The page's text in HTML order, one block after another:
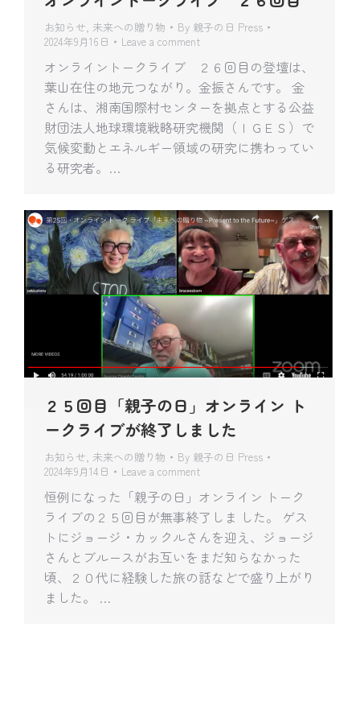
お知らせ, 未来への贈り物 By 親子の日 Press
2024年9月16日
Leave a comment
オンライントークライブ ２６回目の登壇は、
葉山在住の地元つながり。金振さんです。 金
さんは、湘南国際村センターを拠点とする公益
財団法人地球環境戦略研究機関（ＩＧＥＳ）で
気候変動とエネルギー領域の研究に携わってい
る研究者。…
２５回目「親子の日」オンライン ト
ークライブが終了しました
お知らせ, 未来への贈り物 By 親子の日 Press
2024年9月14日
Leave a comment
恒例になった「親子の日」オンライン トーク
ライブの２５回目が無事終了しま した。 ゲス
トにジョージ・カックルさんを迎え、ジョージ
さんとブルースがお互いをまだ知らなかった
頃、２０代に経験した旅の話などで盛り上がり
ました。 …